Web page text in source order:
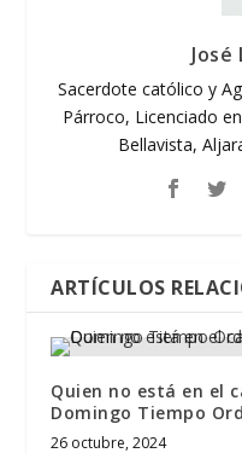
José
Sacerdote católico y
Párroco, Licenciado
Bellavista,
ARTÍCULOS
Quien no está en el
Domingo Tiempo
26 octubre, 2024